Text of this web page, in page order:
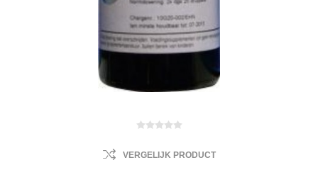
VERGELIJK PRODUCT